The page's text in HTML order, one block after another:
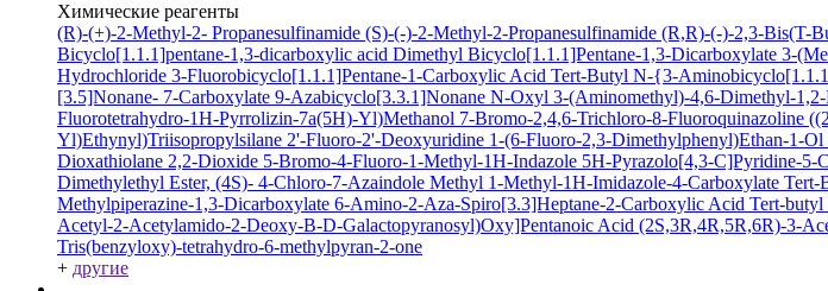
Химические реагенты
(R)-(+)-2-Methyl-2- Propanesulfinamide (S)-(-)-2-Methyl-2-Propanesulfinamide (R,R)-(-)-2,3-Bis(T-
Bicyclo[1.1.1]pentane-1,3-dicarboxylic acid Dimethyl Bicyclo[1.1.1]Pentane-1,3-Dicarboxylate 3-
Hydrochloride 3-Fluorobicyclo[1.1.1]Pentane-1-Carboxylic Acid Tert-Butyl N-{3-
[3.5]Nonane- 7-Carboxylate 9-Azabicyclo[3.3.1]Nonane N-Oxyl 3-(Aminomethyl)-4,6-Dimethyl-
Fluorotetrahydro-1H-Pyrrolizin-7a(5H)-Yl)Methanol 7-Bromo-2,4,6-Trichloro-8-Fluoroquinazoline
Yl)Ethynyl)Triisopropylsilane 2'-Fluoro-2'-Deoxyuridine 1-(6-Fluoro-2,3-Dimethylphenyl)Ethan-1-Ol
Dioxathiolane 2,2-Dioxide 5-Bromo-4-Fluoro-1-Methyl-1H-Indazole 5H-Pyrazolo[4,3-C]Pyridine-5-
Dimethylethyl Ester, (4S)- 4-Chloro-7-Azaindole Methyl 1-Methyl-1H-Imidazole-4-Carboxylate Tert-
Methylpiperazine-1,3-Dicarboxylate 6-Amino-2-Aza-Spiro[3.3]Heptane-2-Carboxylic Acid Tert-butyl
Acetyl-2-Acetylamido-2-Deoxy-B-D-Galactopyranosyl)Oxy]Pentanoic Acid (2S,3R,4R,5R,6R)-3-
Tris(benzyloxy)-tetrahydro-6-methylpyran-2-one
+ другие